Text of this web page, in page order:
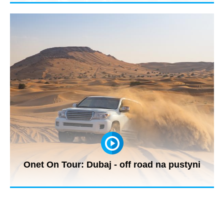
Onet On Tour: Dubaj - off road na pustyni